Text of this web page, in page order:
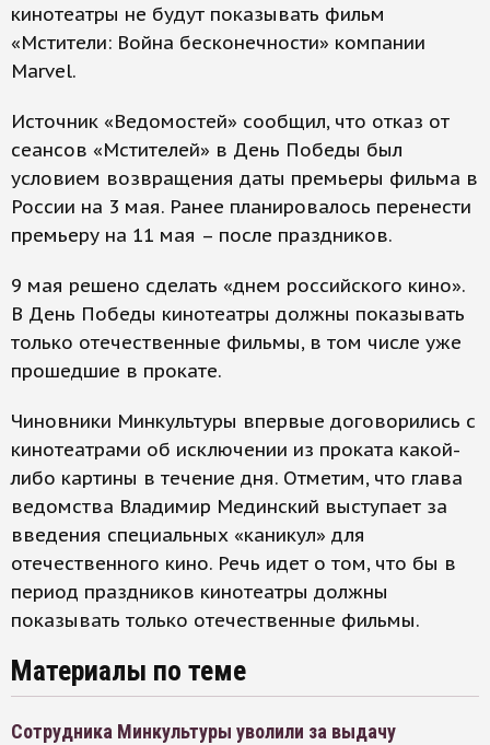
кинотеатры не будут показывать фильм
«Мстители: Война бесконечности» компании
Marvel.
Источник «Ведомостей» сообщил, что отказ от
сеансов «Мстителей» в День Победы был
условием возвращения даты премьеры фильма в
России на 3 мая. Ранее планировалось перенести
премьеру на 11 мая – после праздников.
9 мая решено сделать «днем российского кино».
В День Победы кинотеатры должны показывать
только отечественные фильмы, в том числе уже
прошедшие в прокате.
Чиновники Минкультуры впервые договорились с
кинотеатрами об исключении из проката какой-
либо картины в течение дня. Отметим, что глава
ведомства Владимир Мединский выступает за
введения специальных «каникул» для
отечественного кино. Речь идет о том, что бы в
период праздников кинотеатры должны
показывать только отечественные фильмы.
Материалы по теме
Сотрудника Минкультуры уволили за выдачу